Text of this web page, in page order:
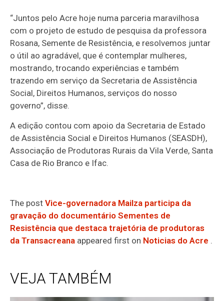
“Juntos pelo Acre hoje numa parceria maravilhosa
com o projeto de estudo de pesquisa da professora
Rosana, Semente de Resistência, e resolvemos juntar
o útil ao agradável, que é contemplar mulheres,
mostrando, trocando experiências e também
trazendo em serviço da Secretaria de Assistência
Social, Direitos Humanos, serviços do nosso
governo”, disse.
A edição contou com apoio da Secretaria de Estado
de Assistência Social e Direitos Humanos (SEASDH),
Associação de Produtoras Rurais da Vila Verde, Santa
Casa de Rio Branco e Ifac.
The postVice-governadora Mailza participa da
gravação do documentário Sementes de
Resistência que destaca trajetória de produtoras
da Transacreana appeared first on Noticias do Acre .
VEJA TAMBÉM